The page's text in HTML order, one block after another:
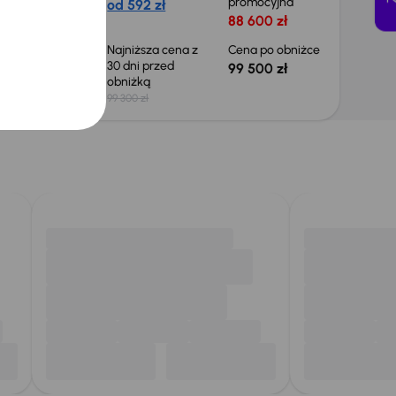
od 592 zł
88 600 zł
Najniższa cena z
30 dni przed
obniżką
99 300 zł
Cena po obniżce
99 500 zł